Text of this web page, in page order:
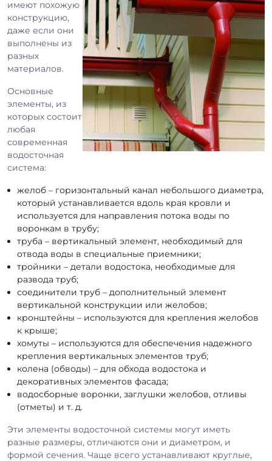
имеют похожую
конструкцию,
даже если они
выполнены из
разных
материалов.
Основные
элементы, из
которых состоит
любая
современная
водосточная
система:
желоб – горизонтальный канал небольшого диаметра,
который устанавливается вдоль края кровли и
используется для направления потока воды по
воронкам в трубу;
труба – вертикальный элемент, необходимый для
отвода воды в специальные приемники;
тройники – детали водостока, необходимые для
развода труб;
соединители труб – дополнительный элемент
вертикальной конструкции или желобов;
кронштейны – используются для крепления желобов
к крыше;
хомуты – используются для обеспечения надежного
крепления вертикальных элементов труб;
колена (обводы) – для обхода водостока и
декоративных элементов фасада;
водосборные воронки, заглушки желобов, отливы
(отметы) и т. д.
Эти элементы водосточной системы могут иметь
разные размеры, отличаются они и диаметром, и
формой сечения. Чаще всего устанавливают круглые,